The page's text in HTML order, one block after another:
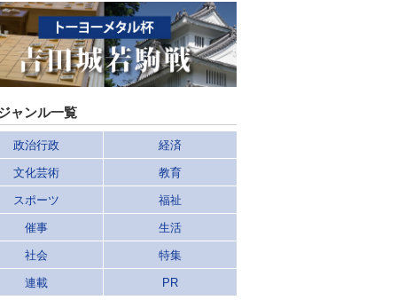
ャンル一覧
政治行政 経済
文化芸術 教育
スポーツ 福祉
催事 生活
社会 特集
連載 PR